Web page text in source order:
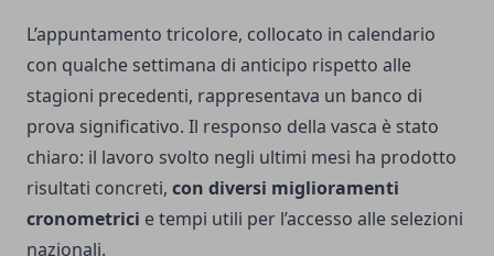
L’appuntamento tricolore, collocato in calendario
con qualche settimana di anticipo rispetto alle
stagioni precedenti, rappresentava un banco di
prova significativo. Il responso della vasca è stato
chiaro: il lavoro svolto negli ultimi mesi ha prodotto
risultati concreti, con diversi miglioramenti
cronometrici e tempi utili per l’accesso alle selezioni
nazionali.